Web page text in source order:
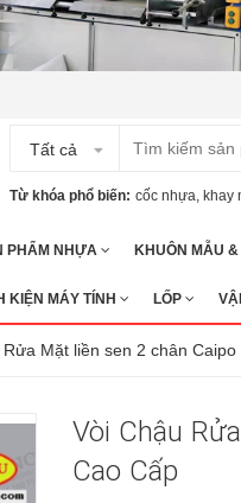
Tất cả
Từ khóa phổ biến:cốc nhựa khay
PHẨM NHỰA KHUÔN MẪU &
KIỆN MÁY TÍNH LỐP
Mặt liền sen 2 chân Caipo
Vòi Chậu
Cao Cấp